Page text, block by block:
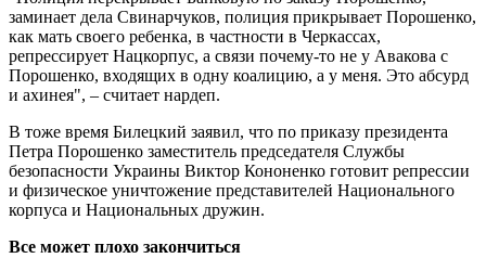
заминает дела Свинарчуков, полиция прикрывает Порошенко,
как мать своего ребенка, в частности в Черкассах,
репрессирует Нацкорпус, а связи почему-то не у Авакова с
Порошенко, входящих в одну коалицию, а у меня. Это абсурд
и ахинея", – считает нардеп.
В тоже время Билецкий заявил, что по приказу президента
Петра Порошенко заместитель председателя Службы
безопасности Украины Виктор Кононенко готовит репрессии
и физическое уничтожение представителей Национального
корпуса и Национальных дружин.
Все может плохо закончиться